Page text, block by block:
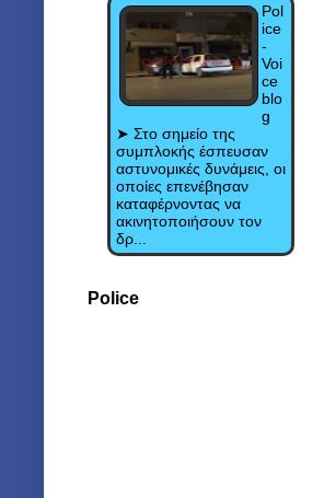
Pol
ice
-
Voi
ce
blo
g
➤ Στο σημείο της
συμπλοκής έσπευσαν
αστυνομικές δυνάμεις, οι
οποίες επενέβησαν
καταφέρνοντας να
ακινητοποιήσουν τον
δρ...
Police